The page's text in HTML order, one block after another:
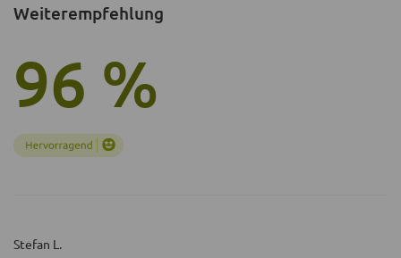
Weiterempfehlung
96 %
Stefan L.